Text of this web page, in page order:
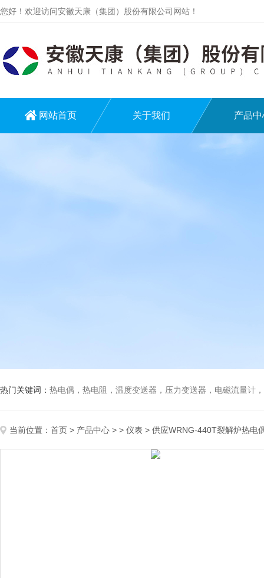
您好！欢迎访问安徽天康（集团）股份有限公司网站！
网站首页 关于我们 产品中
热门关键词： 热电偶，热电阻，温度变送器，压力变送器，电磁流量计，
当前位置： 首页 > 产品中心 > > 仪表 > 供应WRNG-440T裂解炉热电